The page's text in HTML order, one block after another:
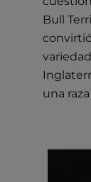
Bull
una